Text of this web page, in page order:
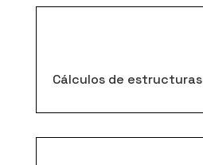
Cálculos de estructuras